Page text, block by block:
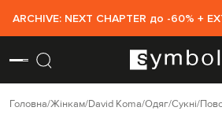
ARCHIVE: NEXT CHAPTER до -60% +
Головна Жінкам David Koma Одяг Сукні